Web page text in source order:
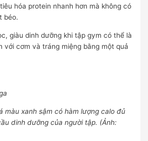
hóa protein nhanh hơn mà không có
béo.
giàu dinh dưỡng khi tập gym có thể là
với cơm và tráng miệng bằng một quả
màu xanh sậm có hàm lượng calo đủ
dinh dưỡng của người tập. (Ảnh: